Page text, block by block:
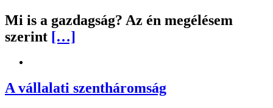
Mi is a gazdagság? Az én megélésem
szerint […]
A vállalati szentháromság